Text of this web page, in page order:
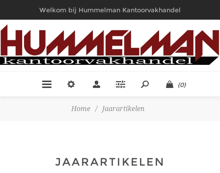
Welkom bij Hummelman Kantoorvakhandel
(0)
Home / Jaarartikelen
JAARARTIKELEN